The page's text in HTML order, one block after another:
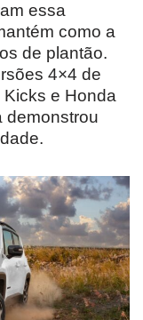
essa
como a
de plantão.
4×4 de
e Honda
demonstrou